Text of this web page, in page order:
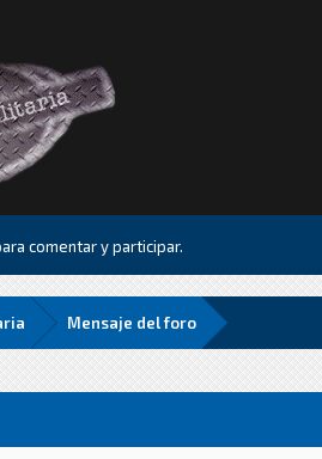
comentar y participar.
Mensaje del foro